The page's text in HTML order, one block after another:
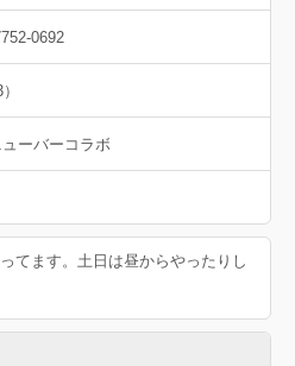
0692
ーバーコラボ
てます。土日は昼からやったりし